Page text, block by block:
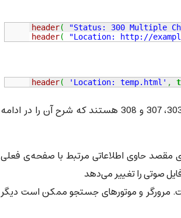
header( "Status: 300 Multiple
header( "Location: http://
header( 'Location: temp.html' ,
مهم‌ترین وضعیت‌های تعریف شده برای تغییر مسیر عددهای 300، 301، 302، 303، 307 و 308 هستند که شرح آن را در ادامه
مقصد حاوی اطلاعاتی مرتبط با صفحه‌ی فعلی
صوتی را تغییر می‌دهد
مرورگر و موتورهای جستجو ممکن است دیگر